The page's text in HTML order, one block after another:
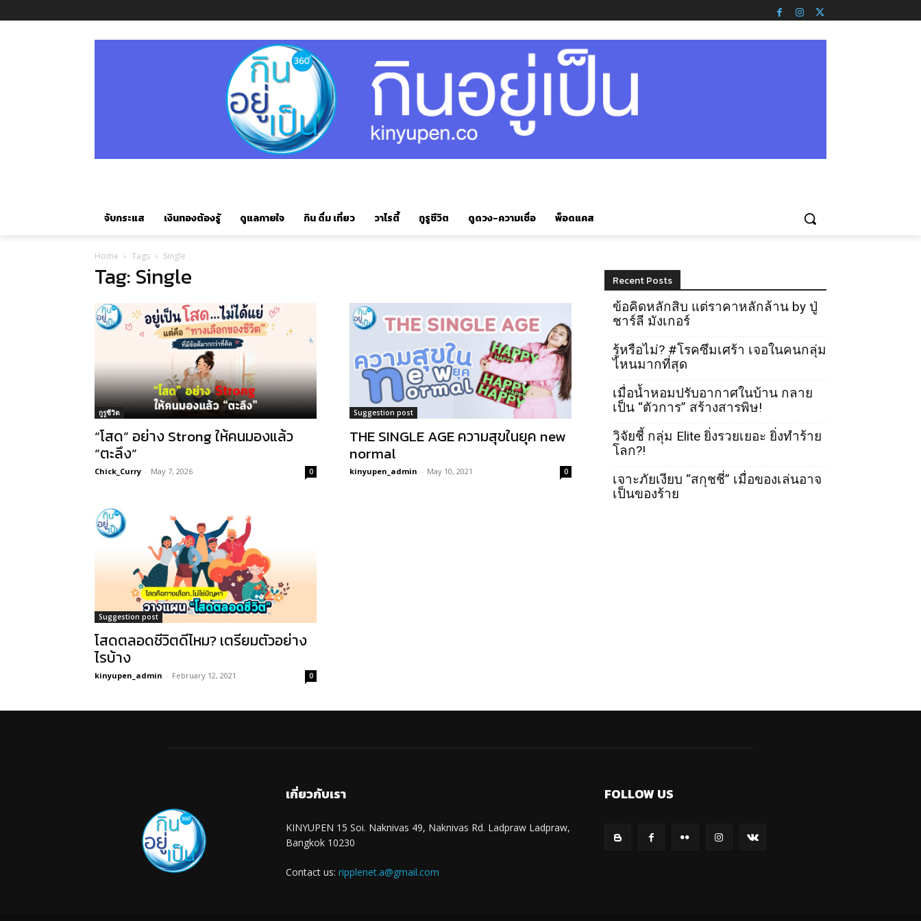
จับกระแส เงินทองต้องรู้ ดูแลกายใจ กิน ดื่ม เที่ยว วาไรตี้ กูรูชีวิต ดูดวง-ความเชื่อ พ็อดแคส
Home Tags Single
Tag: Single
กูรูชีวิต
“โสด” อย่าง Strong ให้คนมองแล้ว
“ตะลึง”
Chick_Curry - May 7, 2026 0
Suggestion post
THE SINGLE AGE ความสุขในยุค new
normal
kinyupen_admin - May 10, 2021 0
Suggestion post
โสดตลอดชีวิตดีไหม? เตรียมตัวอย่าง
ไรบ้าง
kinyupen_admin - February 12, 2021 0
Recent Posts
ข้อคิดหลักสิบ แต่ราคาหลักล้าน by ปู่
ชาร์ลี มังเกอร์
รู้หรือไม่? #โรคซึมเศร้า เจอในคนกลุ่ม
ไหนมากที่สุด
เมื่อน้ำหอมปรับอากาศในบ้าน กลาย
เป็น “ตัวการ” สร้างสารพิษ!
วิจัยชี้ กลุ่ม Elite ยิ่งรวยเยอะ ยิ่งทำร้าย
โลก?!
เจาะภัยเงียบ “สกุชชี่” เมื่อของเล่นอาจ
เป็นของร้าย
เกี่ยวกับเรา
KINYUPEN 15 Soi. Naknivas 49, Naknivas Rd. Ladpraw Ladpraw,
Bangkok 10230
Contact us: ripplenet.a@gmail.com
FOLLOW US